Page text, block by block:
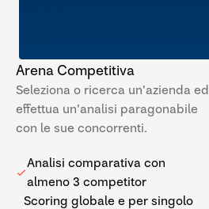
Arena Competitiva
Seleziona o ricerca un'azienda ed
effettua un'analisi paragonabile
con le sue concorrenti.
Analisi comparativa con
almeno 3 competitor
Scoring globale e per singolo